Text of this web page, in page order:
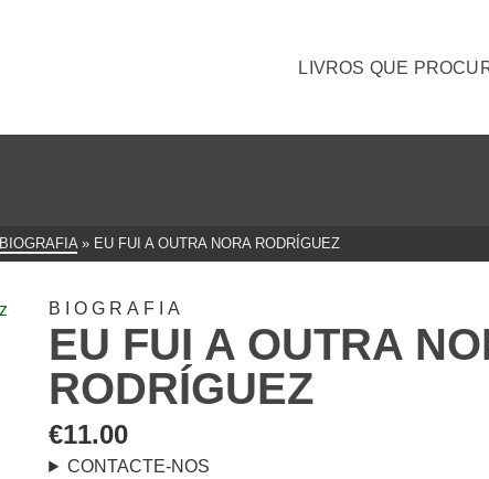
LIVROS QUE
BIOGRAFIA » EU FUI A OUTRA NORA RODRÍGUEZ
BIOGRAFIA
EU FUI A OUTRA
RODRÍGUEZ
€11.00
CONTACTE-NOS